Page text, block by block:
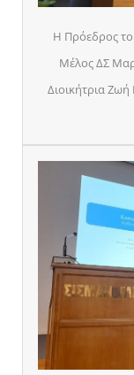
Η Πρόεδρος
Μέλος ΔΣ
Διοικήτρια